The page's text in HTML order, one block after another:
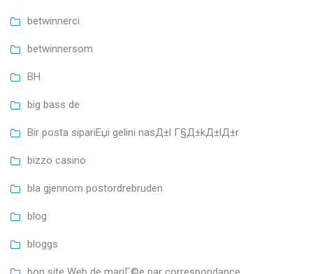
betwinnerci
betwinnersom
BH
big bass de
Bir posta sipariЕџi gelini nasД±l Г§Д±kД±lД±r
bizzo casino
bla gjennom postordrebruden
blog
bloggs